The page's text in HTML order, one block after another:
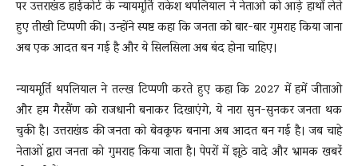
पर उत्तराखंड हाईकोर्ट के न्यायमूर्ति राकेश थपलियाल ने नेताओं को आड़े हाथों लेते
हुए तीखी टिप्पणी की। उन्होंने स्पष्ट कहा कि जनता को बार-बार गुमराह किया जाना
अब एक आदत बन गई है और ये सिलसिला अब बंद होना चाहिए।
न्यायमूर्ति थपलियाल ने तल्ख टिप्पणी करते हुए कहा कि 2027 में हमें जीताओ
और हम गैरसैंण को राजधानी बनाकर दिखाएंगे, ये नारा सुन-सुनकर जनता थक
चुकी है। उत्तराखंड की जनता को बेवकूफ बनाना अब आदत बन गई है। जब चाहे
नेताओं द्वारा जनता को गुमराह किया जाता है। पेपरों में झूठे वादे और भ्रामक खबरें